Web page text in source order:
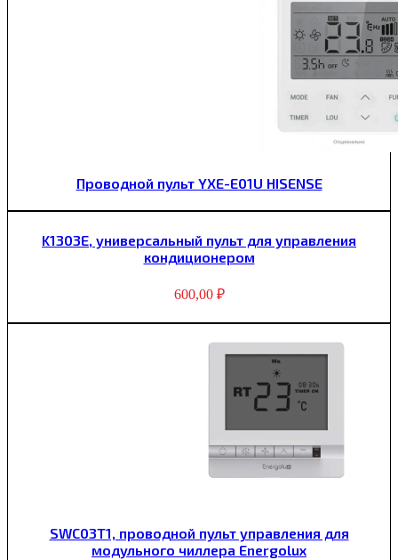
Проводной пульт YXE-E01U HISENSE
K1303E, универсальный пульт для управления
кондиционером
600,00 ₽
SWC03T1, проводной пульт управления для
модульного чиллера Energolux